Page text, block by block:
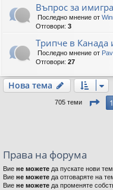
Въпрос за
Последно мнение от
Отговори: 3
Трипче в Канада
Последно мнение от
Отговори: 27
Нова тема
705 теми 1
Права на форума
Вие не можете да пускате нови
Вие не можете да отговаряте на
Вие не можете да променяте